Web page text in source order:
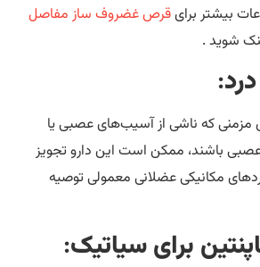
برای قرص غضروف ساز مفاصل
.
:
که ناشی از آسیب‌های عصبی یا
باشند، ممکن است این دارو تجویز
مکانیکی عضلانی معمولی توصیه
برای سیاتیک: